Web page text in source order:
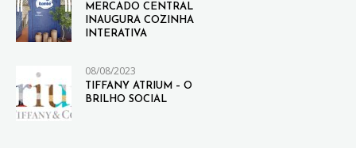
MERCADO CENTRAL
INAUGURA COZINHA
INTERATIVA
08/08/2023
TIFFANY ATRIUM – O
BRILHO SOCIAL